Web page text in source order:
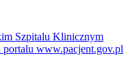
Szpitalu Klinicznym
www.pacjent.gov.pl